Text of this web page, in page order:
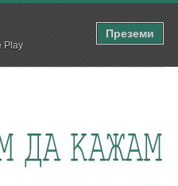
Play
Преземи